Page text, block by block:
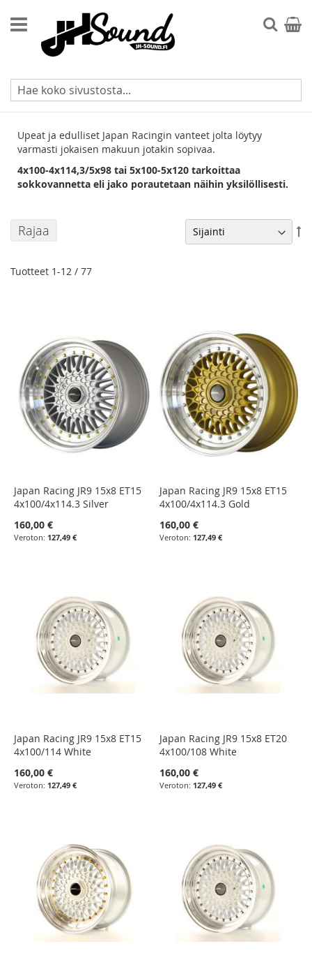
to
Content
Japan Racing JR-9
Upeat ja edulliset Japan Racingin vanteet jolta löytyy
varmasti jokaisen makuun jotakin sopivaa.
4x100-4x114,3/5x98 tai 5x100-5x120 tarkoittaa
sokkovannetta eli jako porautetaan näihin yksilöllisesti.
Rajaa
Tuotteet 1-12 / 77
Japan Racing JR9 15x8 ET15
4x100/4x114.3 Silver
160,00 €
127,49 €
Japan Racing JR9 15x8 ET15
4x100/4x114.3 Gold
160,00 €
127,49 €
Japan Racing JR9 15x8 ET15
4x100/114 White
160,00 €
127,49 €
Japan Racing JR9 15x8 ET20
4x100/108 White
160,00 €
127,49 €